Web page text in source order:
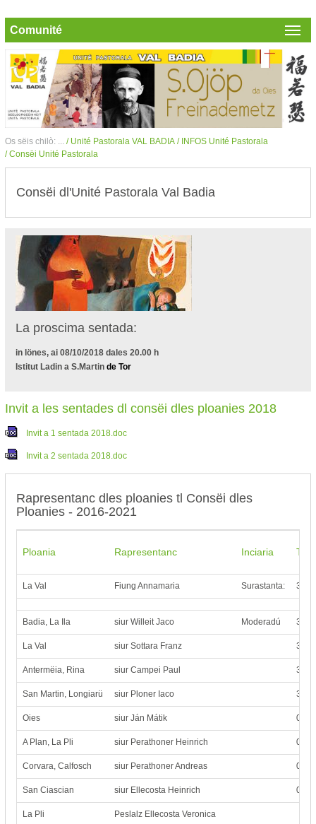
Comunité
Os sëis chilò: ... / Unité Pastorala VAL BADIA / INFOS Unité Pastorala
/ Consëi Unité Pastorala
Consëi dl'Unité Pastorala Val Badia
La proscima sentada:
in lönes, ai 08/10/2018 dales 20.00 h
Istitut Ladin a S.Martin de Tor
Invit a les sentades dl consëi dles ploanies 2018
Invit a 1 sentada 2018.doc
Invit a 2 sentada 2018.doc
Rapresentanc dles ploanies tl Consëi dles
Ploanies - 2016-2021
Ploania Rapresentanc Inciaria
La Val Fiung Annamaria Surastanta: 347
Badia, La Ila siur Willeit Jaco Moderadú 347
La Val siur Sottara Franz 333
Antermëia, Rina siur Campei Paul 380
San Martin, Longiarü siur Ploner Iaco 333
Oies siur Ján Mátik
A Plan, La Pli siur Perathoner Heinrich
Corvara, Calfosch siur Perathoner Andreas
San Ciascian siur Ellecosta Heinrich
La Pli Peslalz Ellecosta Veronica